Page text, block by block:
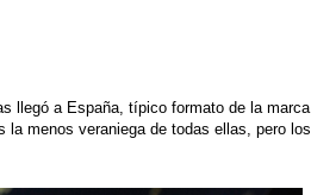
llegó a España, típico formato de la marca
la menos veraniega de todas ellas, pero los